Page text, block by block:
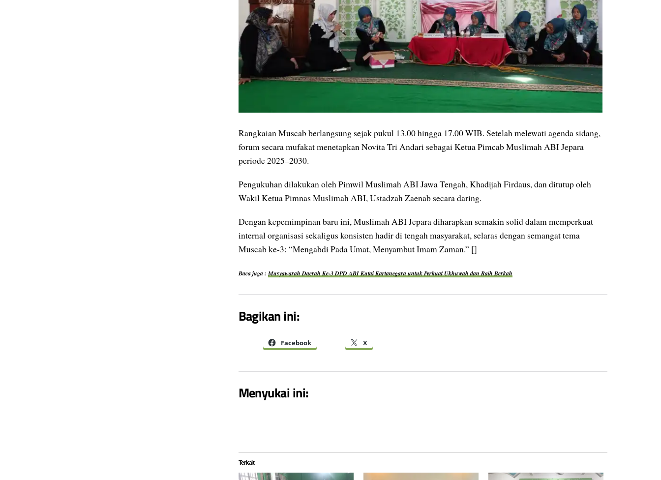
Rangkaian Muscab berlangsung sejak pukul 13.00 hingga 17.00 WIB. Setelah melewati agenda sidang,
forum secara mufakat menetapkan Novita Tri Andari sebagai Ketua Pimcab Muslimah ABI Jepara
periode 2025–2030.
Pengukuhan dilakukan oleh Pimwil Muslimah ABI Jawa Tengah, Khadijah Firdaus, dan ditutup oleh
Wakil Ketua Pimnas Muslimah ABI, Ustadzah Zaenab secara daring.
Dengan kepemimpinan baru ini, Muslimah ABI Jepara diharapkan semakin solid dalam memperkuat
internal organisasi sekaligus konsisten hadir di tengah masyarakat, selaras dengan semangat tema
Muscab ke-3: “Mengabdi Pada Umat, Menyambut Imam Zaman.” []
Baca juga :Musyawarah Daerah Ke-3 DPD ABI Kutai Kartanegara untuk Perkuat Ukhuwah dan Raih Berkah
Bagikan ini:
Facebook X
Menyukai ini:
Terkait